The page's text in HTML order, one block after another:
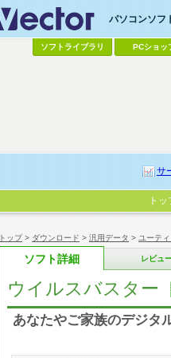
トップ> ダウンロード > 汎用データ > ユーテ
ソフト詳細 レビュ
ウイルスバスター
あなたやご家族のデジタ
パソコンソフ
ソフトライブラリ PCショッ
サ
トッ